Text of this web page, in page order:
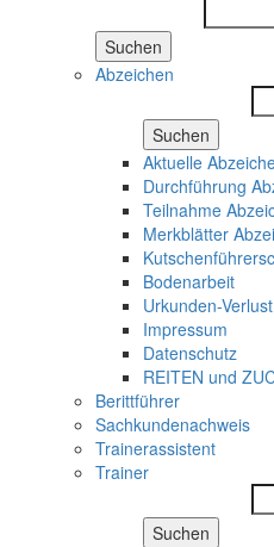
Suchen
Abzeichen
Suchen
Aktuelle
Durchführung
Teilnahme
Merkblätter
Bodenarbeit
Urkunden-Verlust
Impressum
Datenschutz
REITEN und
Berittführer
Sachkundenachweis
Trainerassistent
Trainer
Suchen